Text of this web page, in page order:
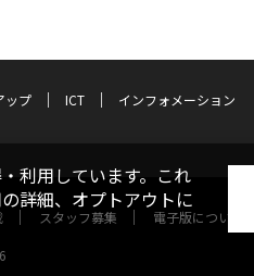
ップ ICT
インフォメーション
スタッフ募集 電子版について
利用しています。これ
詳細、オプトアウトに